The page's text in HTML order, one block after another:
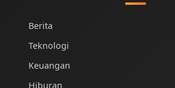
Berita
Teknologi
Keuangan
Hiburan